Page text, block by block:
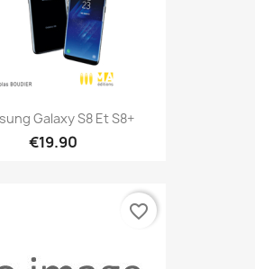
Galaxy S8 Et S8+
€19.90
favorite_border